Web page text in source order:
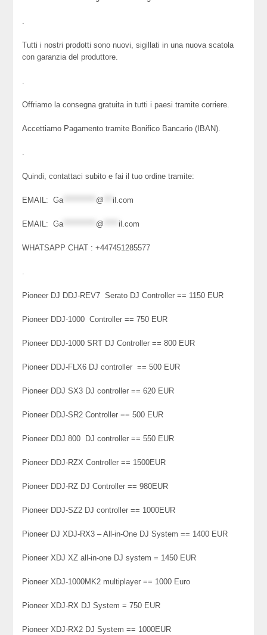
.
Tutti i nostri prodotti sono nuovi, sigillati in una nuova scatola
con garanzia del produttore.
.
Offriamo la consegna gratuita in tutti i paesi tramite corriere.
Accettiamo Pagamento tramite Bonifico Bancario (IBAN).
.
Quindi, contattaci subito e fai il tuo ordine tramite:
EMAIL:Ga*********** @ il.com
EMAIL:Ga*********** @ il.com
WHATSAPP CHAT : +447451285577
.
Pioneer DJ DDJ-REV7 Serato DJ Controller == 1150 EUR
Pioneer DDJ-1000 Controller == 750 EUR
Pioneer DDJ-1000 SRT DJ Controller == 800 EUR
Pioneer DDJ-FLX6 DJ controller == 500 EUR
Pioneer DDJ SX3 DJ controller == 620 EUR
Pioneer DDJ-SR2 Controller == 500 EUR
Pioneer DDJ 800 DJ controller == 550 EUR
Pioneer DDJ-RZX Controller == 1500EUR
Pioneer DDJ-RZ DJ Controller == 980EUR
Pioneer DDJ-SZ2 DJ controller == 1000EUR
Pioneer DJ XDJ-RX3 – All-in-One DJ System == 1400 EUR
Pioneer XDJ XZ all-in-one DJ system = 1450 EUR
Pioneer XDJ-1000MK2 multiplayer == 1000 Euro
Pioneer XDJ-RX DJ System = 750 EUR
Pioneer XDJ-RX2 DJ System == 1000EUR